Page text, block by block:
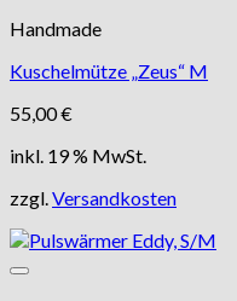
Handmade
Kuschelmütze „Zeus“ M
55,00€
inkl. 19 % MwSt.
zzgl.Versandkosten